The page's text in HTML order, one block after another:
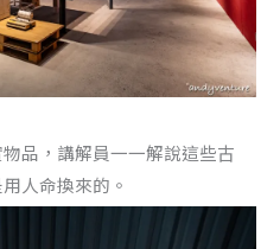
品，講解員一一解說這些古
人命換來的。